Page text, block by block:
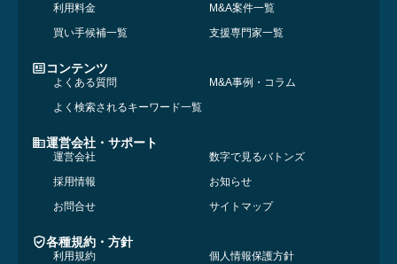
利用料金
M&A案件一覧
買い手候補一覧
支援専門家一覧
コンテンツ
よくある質問
M&A事例・コラム
よく検索されるキーワード一覧
運営会社・サポート
運営会社
数字で見るバトンズ
採用情報
お知らせ
お問合せ
サイトマップ
各種規約・方針
利用規約
個人情報保護方針